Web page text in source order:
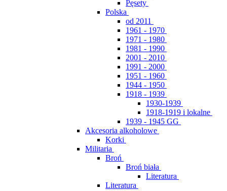
Pęsety
Polska
od 2011
1961 - 1970
1971 - 1980
1981 - 1990
2001 - 2010
1991 - 2000
1951 - 1960
1944 - 1950
1918 - 1939
1930-1939
1918-1919 i lokalne
1939 - 1945 GG
Akcesoria alkoholowe
Korki
Militaria
Broń
Broń biała
Literatura
Literatura